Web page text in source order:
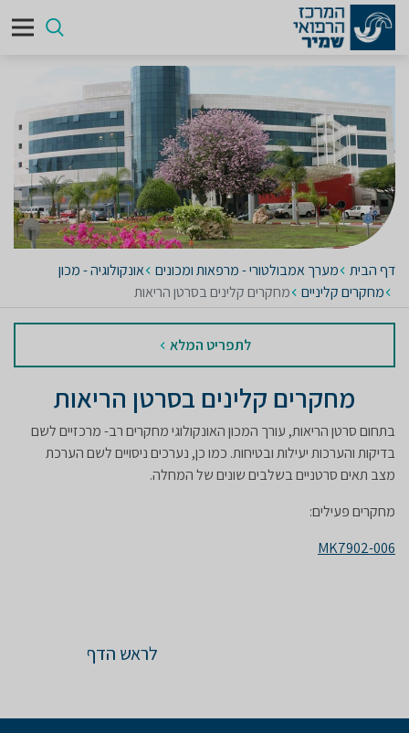
דף הבית מערך אמבולטורי - מרפאות ומכונים אונקולוגיה - מכון
מחקרים קליניים
מחקרים קלינים בסרטן הריאות
לתפריט המלא
מחקרים קלינים בסרטן הריאות
בתחום סרטן הריאות, עורך המכון האונקולוגי מחקרים רב- מרכזיים לשם
בדיקות והערכות יעילות ובטיחות. כמו כן, נערכים ניסויים לשם הערכת
מצב תאים סרטניים בשלבים שונים של המחלה.
מחקרים פעילים:
MK7902-006
לראש הדף